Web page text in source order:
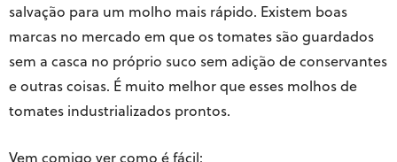
ALINE NOGUEIRA NETO
31/01/2019 ÀS 11:37 AM
De acordo com a maioria dos cursos de massa
fresca , para congelar é necessário pré cozer a
massa e resfria -la em seguida. ..deixar escorrer e
congelar. Sempre faço assim e fica muito bom.
salvação para um molho mais rápido. Existem boas
marcas no mercado em que os tomates são guardados
sem a casca no próprio suco sem adição de conservantes
e outras coisas. É muito melhor que esses molhos de
tomates industrializados prontos.
Vem comigo ver como é fácil: